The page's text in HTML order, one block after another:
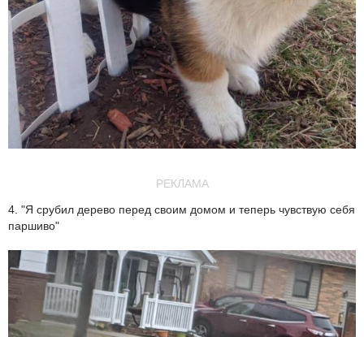
РЕКЛАМА
4. "Я срубил дерево перед своим домом и теперь чувствую себя
паршиво"